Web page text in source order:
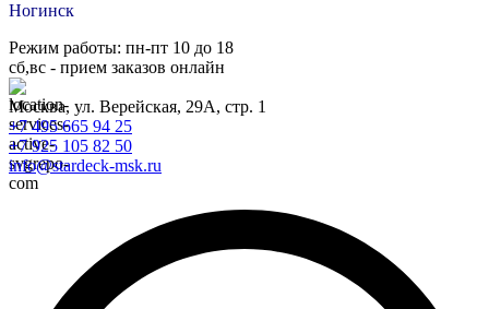
Ногинск
Режим работы: пн-пт 10 до 18
сб,вс - прием заказов онлайн
Москва, ул. Верейская, 29А, стр. 1
+7 495 665 94 25
+7 925 105 82 50
info@stardeck-msk.ru